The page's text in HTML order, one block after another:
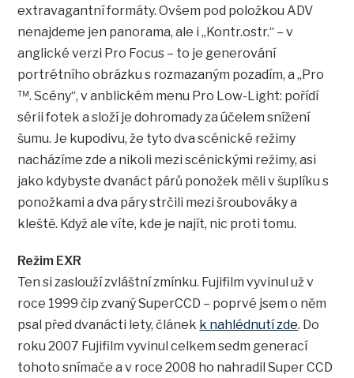
extravagantní formáty. Ovšem pod položkou ADV
nenajdeme jen panorama, ale i „Kontr.ostr.“ – v
anglické verzi Pro Focus – to je generování
portrétního obrázku s rozmazaným pozadím, a „Pro
™. Scény“, v anblickém menu Pro Low-Light: pořídí
sérii fotek a složí je dohromady za účelem snížení
šumu. Je kupodivu, že tyto dva scénické režimy
nacházíme zde a nikoli mezi scénickými režimy, asi
jako kdybyste dvanáct párů ponožek měli v šuplíku s
ponožkami a dva páry strčili mezi šroubováky a
kleště. Když ale víte, kde je najít, nic proti tomu.
Režim EXR
Ten si zaslouží zvláštní zmínku. Fujifilm vyvinul už v
roce 1999 čip zvaný SuperCCD – poprvé jsem o něm
psal před dvanácti lety, článek k nahlédnutí zde. Do
roku 2007 Fujifilm vyvinul celkem sedm generací
tohoto snímače a v roce 2008 ho nahradil Super CCD